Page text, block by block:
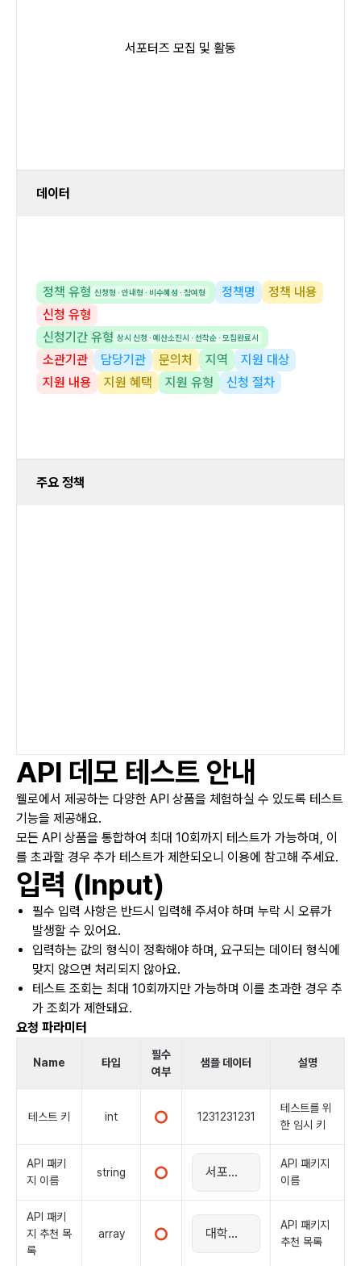
서포터즈 모집 및 활동
데이터
정책 유형 신청형 · 안내형 · 비수혜성 · 참여형 정책명
정책 내용
신청 유형
신청기간 유형 상시 신청 · 예산소진시 · 선착순 · 모집완료시
소관기관 담당기관 문의처 지역
지원 대상
지원 내용
지원 혜택 지원 유형 신청 절차
주요 정책
API 데모 테스트 안내
웰로에서 제공하는 다양한 API 상품을 체험하실 수 있도록 테스트
기능을 제공해요.
모든 API 상품을 통합하여 최대 10회까지 테스트가 가능하며, 이
를 초과할 경우 추가 테스트가 제한되오니 이용에 참고해 주세요.
입력 (Input)
필수 입력 사항은 반드시 입력해 주셔야 하며 누락 시 오류가
발생할 수 있어요.
입력하는 값의 형식이 정확해야 하며, 요구되는 데이터 형식에
맞지 않으면 처리되지 않아요.
테스트 조회는 최대 10회까지만 가능하며 이를 초과한 경우 추
가 조회가 제한돼요.
요청 파라미터
Name 타입
필수
여부
샘플 데이터 설명
테스트 키 int 1231231231
테스트를 위
한 임시 키
API 패키
지 이름
string
API 패키지
이름
API 패키
지 추천 목
록
array
API 패키지
추천 목록